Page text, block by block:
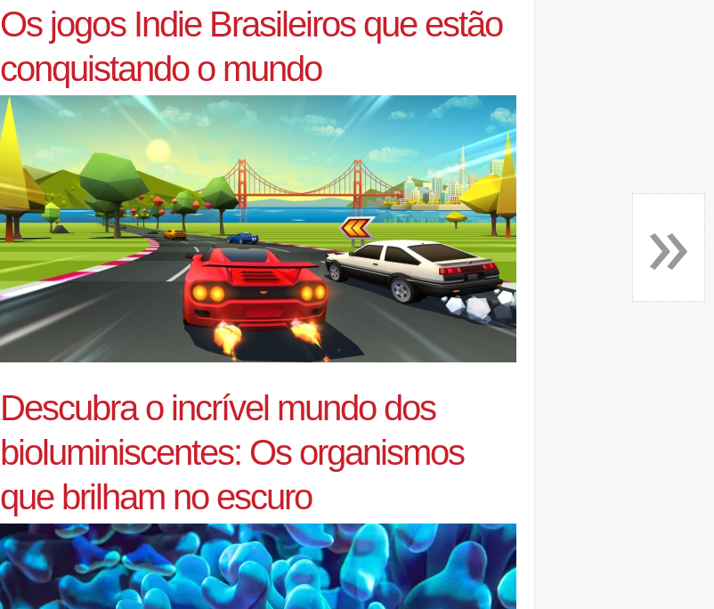
Os jogos Indie Brasileiros que estão
conquistando o mundo
Descubra o incrível mundo dos
bioluminiscentes: Os organismos
que brilham no escuro
»